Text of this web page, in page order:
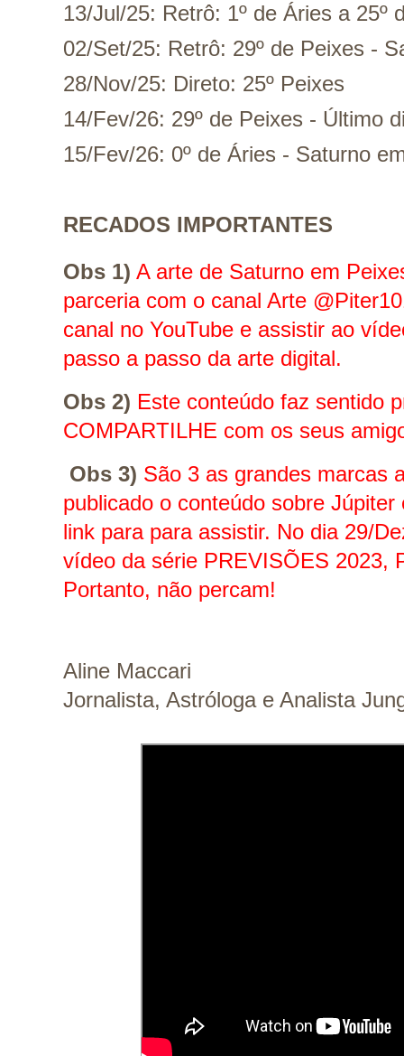
13/Jul/25: Retrô: 1º de Áries a 25º
02/Set/25: Retrô: 29º de Peixes -
28/Nov/25: Direto: 25º Peixes
14/Fev/26: 29º de Peixes - Último
15/Fev/26: 0º de Áries - Saturno
RECADOS IMPORTANTES
Obs 1) A arte de Saturno em
parceria com o canal Arte
canal no YouTube e assistir ao
passo a passo da arte digital.
Obs 2) Este conteúdo faz sentido
COMPARTILHE com os seus
Obs 3) São 3 as grandes marcas
publicado o conteúdo sobre Júpiter
link para para assistir. No dia 29/
vídeo da série PREVISÕES 2023,
Portanto, não percam!
Aline Maccari
Jornalista, Astróloga e Analista